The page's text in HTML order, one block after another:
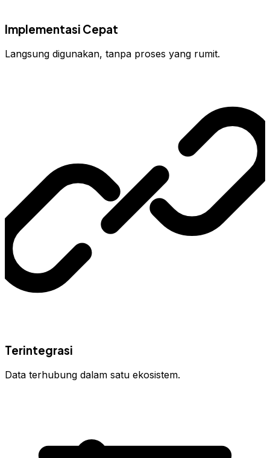
Implementasi Cepat
Langsung digunakan, tanpa proses yang rumit.
Terintegrasi
Data terhubung dalam satu ekosistem.